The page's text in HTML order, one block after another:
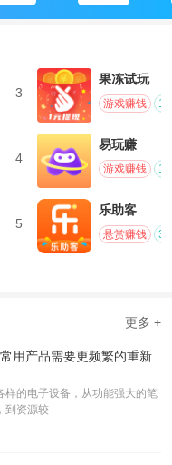
3
果冻试玩
游戏赚钱
4
易玩赚
游戏赚钱
5
乐助客
悬赏赚钱
更多 +
用产品需要更频繁的重新
样的电子设备，从功能强大的笔
到资源较